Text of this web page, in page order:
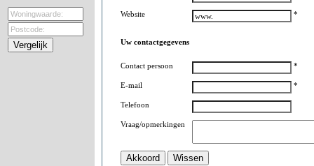
Website *
Uw contactgegevens
Contact persoon *
E-mail *
Telefoon
Vraag/opmerkingen